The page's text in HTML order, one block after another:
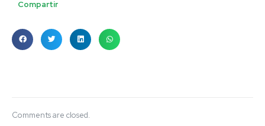
Compartir
Comments are closed.